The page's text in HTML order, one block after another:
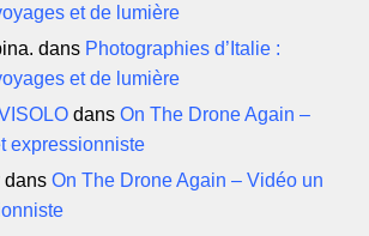
et de lumière
dans Photographies d’Italie :
et de lumière
dansOn The Drone Again –
expressionniste
dansOn The Drone Again – Vidéo un